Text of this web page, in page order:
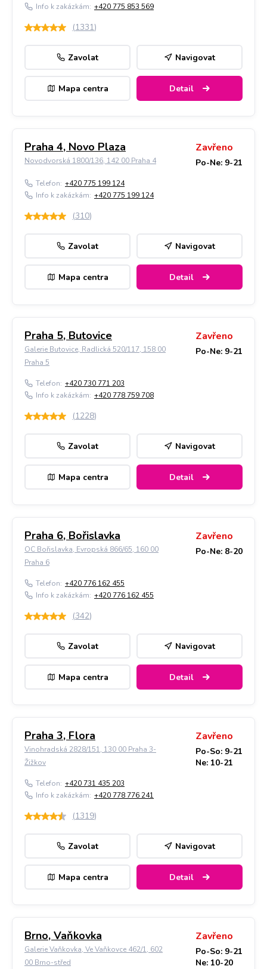
Info k zakázkám: +420 775 853 569
(1331)
Zavolat Navigovat
Mapa centra Detail
Praha 4, Novo Plaza
Novodvorská 1800/136, 142 00 Praha 4
Zavřeno
Po-Ne: 9-21
Telefon: +420 775 199 124
Info k zakázkám: +420 775 199 124
(310)
Zavolat Navigovat
Mapa centra Detail
Praha 5, Butovice
Galerie Butovice, Radlická 520/117, 158 00
Praha 5
Zavřeno
Po-Ne: 9-21
Telefon: +420 730 771 203
Info k zakázkám: +420 778 759 708
(1228)
Zavolat Navigovat
Mapa centra Detail
Praha 6, Bořislavka
OC Bořislavka, Evropská 866/65, 160 00
Praha 6
Zavřeno
Po-Ne: 8-20
Telefon: +420 776 162 455
Info k zakázkám: +420 776 162 455
(342)
Zavolat Navigovat
Mapa centra Detail
Praha 3, Flora
Vinohradská 2828/151, 130 00 Praha 3-
Žižkov
Zavřeno
Po-So: 9-21
Ne: 10-21
Telefon: +420 731 435 203
Info k zakázkám: +420 778 776 241
(1319)
Zavolat Navigovat
Mapa centra Detail
Brno, Vaňkovka
Galerie Vaňkovka, Ve Vaňkovce 462/1, 602
00 Brno-střed
Zavřeno
Po-So: 9-21
Ne: 10-20